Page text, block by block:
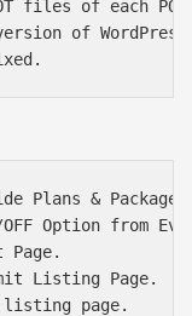
files of each
version of
Plans &
Option from
Page.
Listing Page.
listing page.